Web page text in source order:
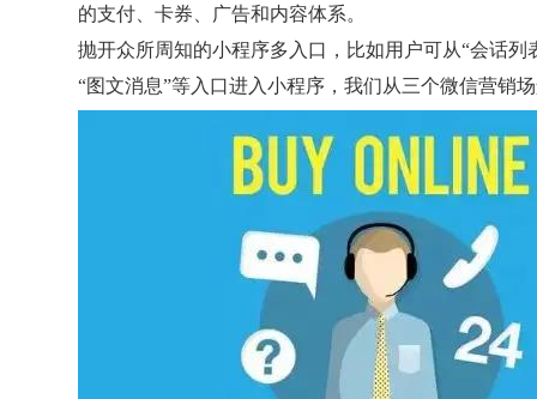
的支付、卡券、广告和内容体系。
抛开众所周知的小程序多入口，比如用户可从“会话列
“图文消息”等入口进入小程序，我们从三个微信营销